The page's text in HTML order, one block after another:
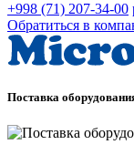
+998 (71) 207-34-00
Обратиться в
Поставка